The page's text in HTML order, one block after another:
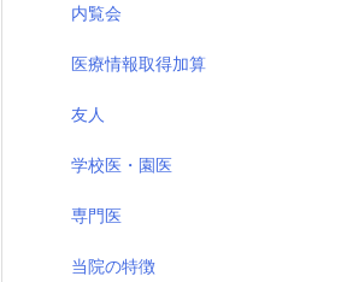
内覧会
医療情報取得加算
友人
学校医・園医
専門医
当院の特徴